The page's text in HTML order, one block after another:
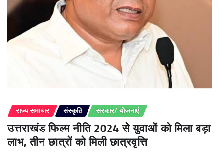
राज्य समाचार संस्कृति सरकार/ योजनाएं
उत्तराखंड फिल्म नीति 2024 से युवाओं को मिला बड़ा
लाभ, तीन छात्रों को मिली छात्रवृत्ति